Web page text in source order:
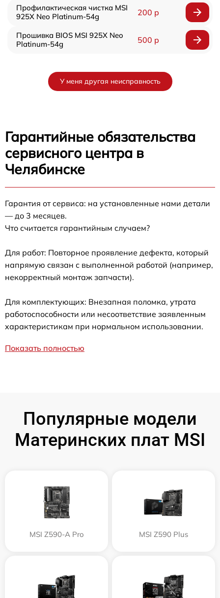
Профилактическая чистка MSI
925X Neo Platinum-54g
200 р
Прошивка BIOS MSI 925X Neo
Platinum-54g
500 р
У меня другая неисправность
Гарантийные обязательства
сервисного центра в
Челябинске
Гарантия от сервиса: на установленные нами детали
— до 3 месяцев.
Что считается гарантийным случаем?
Для работ: Повторное проявление дефекта, который
напрямую связан с выполненной работой (например,
некорректный монтаж запчасти).
Для комплектующих: Внезапная поломка, утрата
работоспособности или несоответствие заявленным
характеристикам при нормальном использовании.
Показать полностью
Популярные модели
Материнских плат MSI
MSI Z590-A Pro MSI Z590 Plus